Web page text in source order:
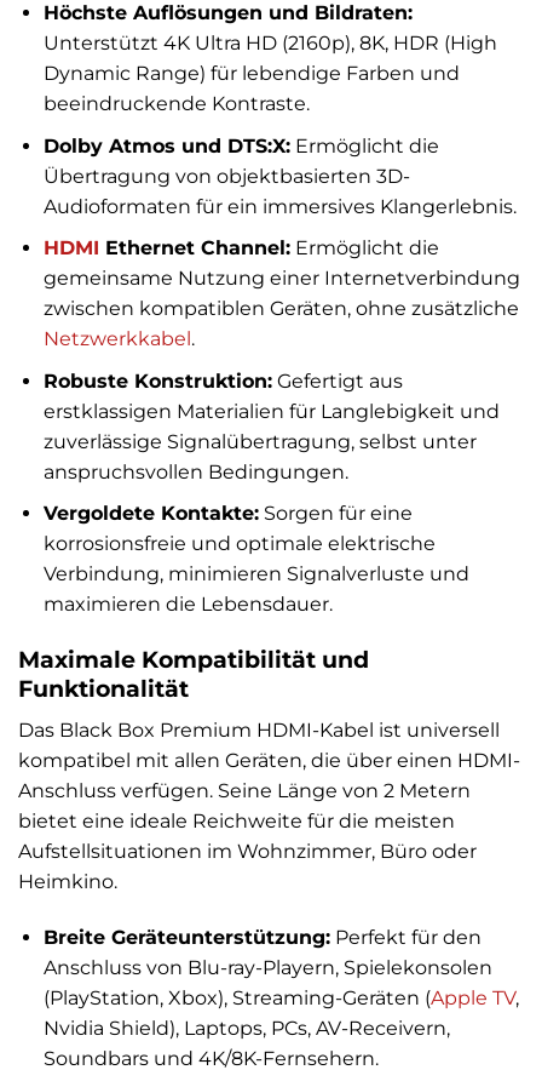
Höchste Auflösungen und Bildraten:
Unterstützt 4K Ultra HD (2160p), 8K, HDR (High
Dynamic Range) für lebendige Farben und
beeindruckende Kontraste.
Dolby Atmos und DTS:X:Ermöglicht die
Übertragung von objektbasierten 3D-
Audioformaten für ein immersives Klangerlebnis.
HDMI Ethernet Channel:Ermöglicht die
gemeinsame Nutzung einer Internetverbindung
zwischen kompatiblen Geräten, ohne zusätzliche
Netzwerkkabel.
Robuste Konstruktion:Gefertigt aus
erstklassigen Materialien für Langlebigkeit und
zuverlässige Signalübertragung, selbst unter
anspruchsvollen Bedingungen.
Vergoldete Kontakte:Sorgen für eine
korrosionsfreie und optimale elektrische
Verbindung, minimieren Signalverluste und
maximieren die Lebensdauer.
Maximale Kompatibilität und
Funktionalität
Das Black Box Premium HDMI-Kabel ist universell
kompatibel mit allen Geräten, die über einen HDMI-
Anschluss verfügen. Seine Länge von 2 Metern
bietet eine ideale Reichweite für die meisten
Aufstellsituationen im Wohnzimmer, Büro oder
Heimkino.
Breite Geräteunterstützung:Perfekt für den
Anschluss von Blu-ray-Playern, Spielekonsolen
(PlayStation, Xbox), Streaming-Geräten (Apple TV,
Nvidia Shield), Laptops, PCs, AV-Receivern,
Soundbars und 4K/8K-Fernsehern.